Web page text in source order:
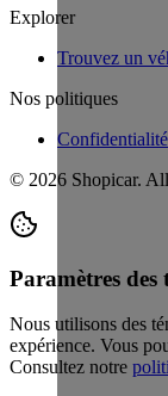
Explorer
Trouvez un
Nos politiques
Confidentialité
© 2026 Shopicar.
Paramètres des
Nous utilisons des
expérience. Vous
Consultez notre